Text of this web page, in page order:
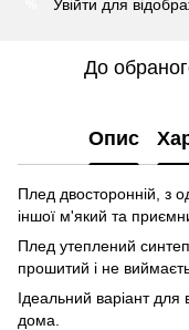
Увійти для
До
Опис
Плед двосторонній, з
іншої м'який та
Плед утеплений
прошитий і не
Ідеальний варіант для
дома.